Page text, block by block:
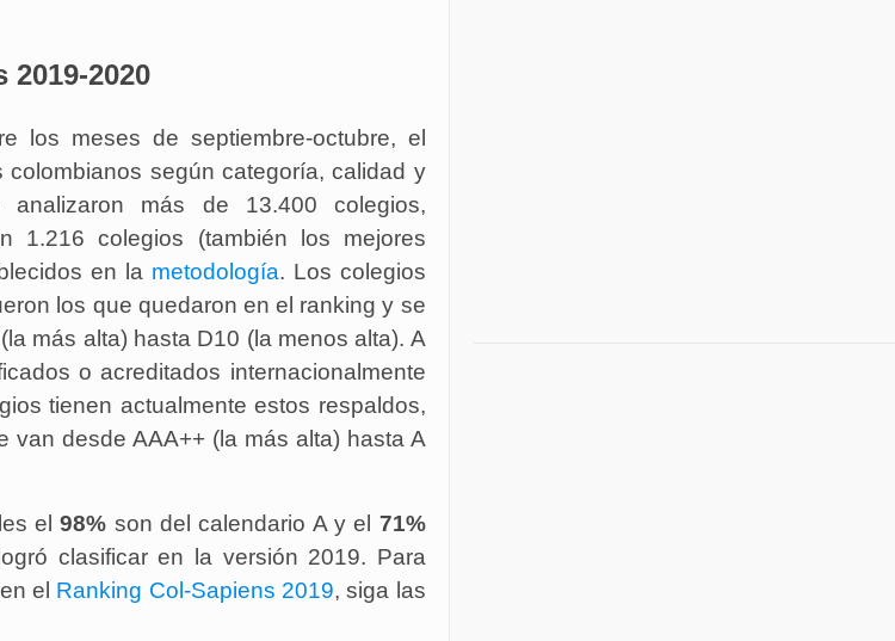
2020
los meses de septiembre-octubre, el
según categoría, calidad y
analizaron más de 13.400 colegios,
1.216 colegios (también los mejores
en la metodología. Los colegios
los que quedaron en el ranking y se
más alta) hasta D10 (la menos alta). A
o acreditados internacionalmente
tienen actualmente estos respaldos,
desde AAA++ (la más alta) hasta A
el98% son del calendario A y el 71%
clasificar en la versión 2019. Para
el Ranking Col-Sapiens 2019, siga las